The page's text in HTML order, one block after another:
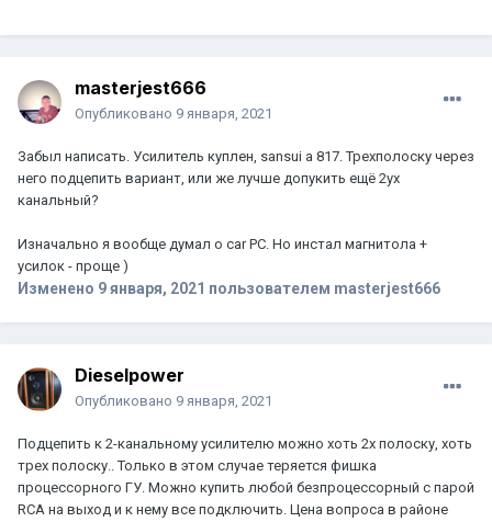
masterjest666
Опубликовано 9 января, 2021
Забыл написать. Усилитель куплен, sansui a 817. Трехполоску через
него подцепить вариант, или же лучше допукить ещё 2ух
канальный?
Изначально я вообще думал о car PC. Но инстал магнитола +
усилок - проще )
Изменено 9 января, 2021 пользователем masterjest666
Dieselpower
Опубликовано 9 января, 2021
Подцепить к 2-канальному усилителю можно хоть 2х полоску, хоть
трех полоску.. Только в этом случае теряется фишка
процессорного ГУ. Можно купить любой безпроцессорный с парой
RCA на выход и к нему все подключить. Цена вопроса в районе